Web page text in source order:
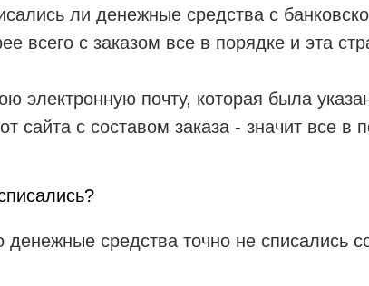
денежные средства точно не списались
ли денежные средства с
всего с заказом все в порядке и эта
электронную почту, которая была
сайта с составом заказа - значит все